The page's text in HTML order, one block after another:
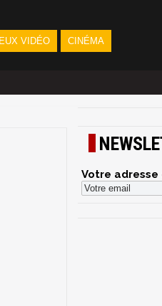
VIDÉO CINÉMA
Votre adresse